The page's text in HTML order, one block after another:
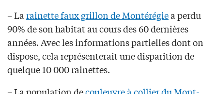
– Larainette faux grillon de Montérégiea perdu
90% de son habitat au cours des 60 dernières
années. Avec les informations partielles dont on
dispose, cela représenterait une disparition de
quelque 10 000 rainettes.